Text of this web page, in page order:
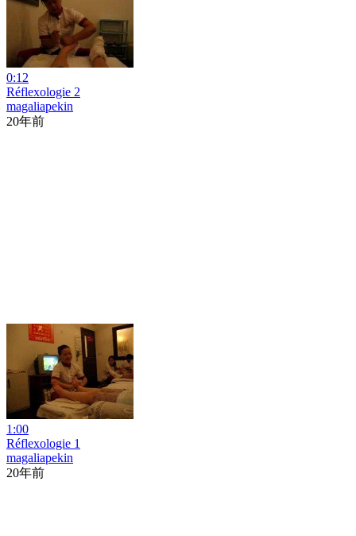
0:12
Réflexologie 2
magaliapekin
20年前
1:00
Réflexologie 1
magaliapekin
20年前